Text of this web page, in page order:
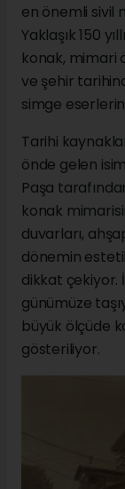
en önemli sivil
Yaklaşık 150
konak, mimari
ve şehir
simge
Tarihi
önde gelen
Paşa
konak
duvarları,
dönemin
dikkat çekiyor.
günümüze
büyük ölçüde
gösteriliyor.